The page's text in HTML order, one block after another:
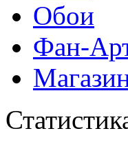
Обои
Фан-